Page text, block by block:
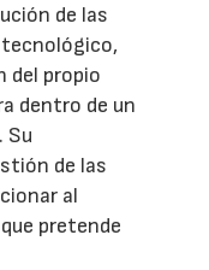
de las
tecnológico,
del propio
dentro de un
Su
de las
al
pretende